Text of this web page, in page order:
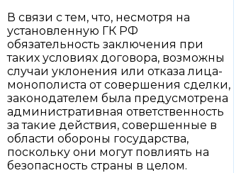
В связи с тем, что, несмотря на
установленную ГК РФ
обязательность заключения при
таких условиях договора, возможны
случаи уклонения или отказа лица-
монополиста от совершения сделки,
законодателем была предусмотрена
административная ответственность
за такие действия, совершенные в
области обороны государства,
поскольку они могут повлиять на
безопасность страны в целом.